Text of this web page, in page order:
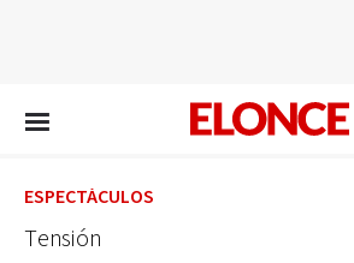
ESPECTÁCULOS
Tensión